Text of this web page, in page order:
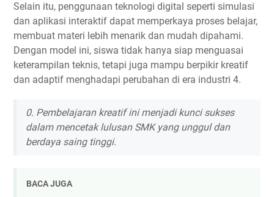
Selain itu, penggunaan teknologi digital seperti simulasi
dan aplikasi interaktif dapat memperkaya proses belajar,
membuat materi lebih menarik dan mudah dipahami.
Dengan model ini, siswa tidak hanya siap menguasai
keterampilan teknis, tetapi juga mampu berpikir kreatif
dan adaptif menghadapi perubahan di era industri 4.
0. Pembelajaran kreatif ini menjadi kunci sukses
dalam mencetak lulusan SMK yang unggul dan
berdaya saing tinggi.
BACA JUGA